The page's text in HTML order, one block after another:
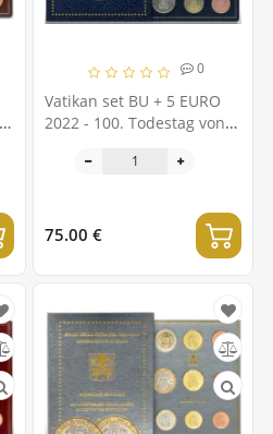
0
Vatikan set BU + 5 EURO
2022 - 100. Todestag von
75.00 €